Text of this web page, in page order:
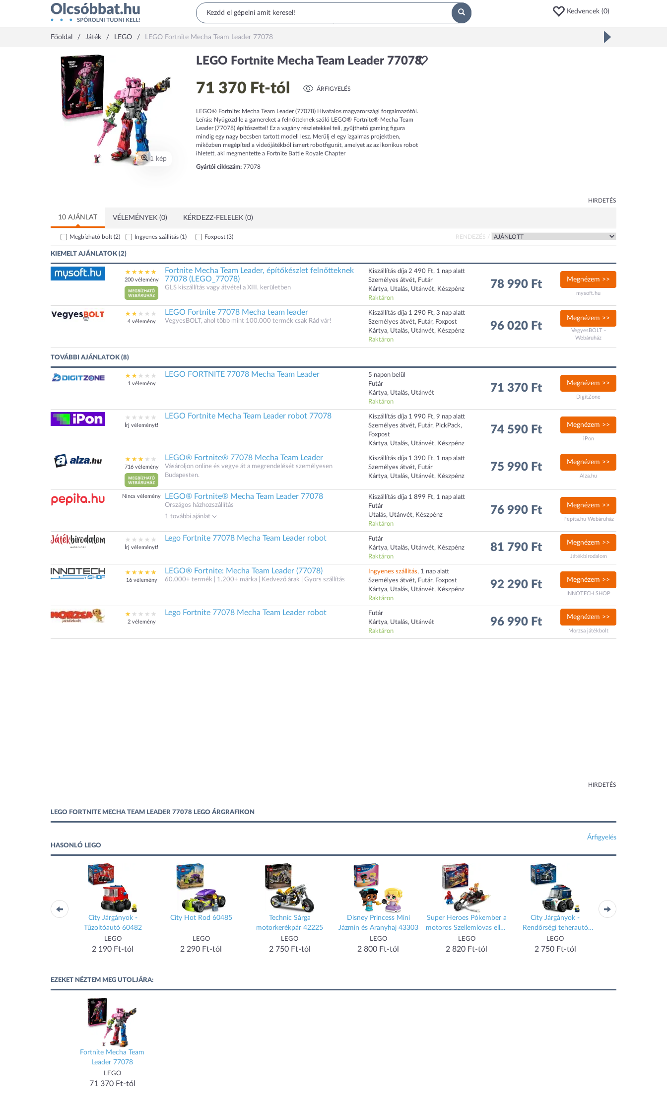
Kedvencek (0)
Főoldal Játék LEGO LEGO Fortnite Mecha Team Leader 77078
1 kép
LEGO Fortnite Mecha Team Leader 77078
71 370 Ft-tól ÁRFIGYELÉS
LEGO® Fortnite: Mecha Team Leader (77078) Hivatalos magyarországi forgalmazótól.
Leírás: Nyűgözd le a gamereket a felnőtteknek szóló LEGO® Fortnite® Mecha Team
Leader (77078) építőszettel! Ez a vagány részletekkel teli, gyűjthető gaming figura
mindig egy nagy becsben tartott modell lesz. Merülj el egy izgalmas projektben,
miközben megépíted a videójátékból ismert robotfigurát, amelyet az az ikonikus robot
ihletett, aki megmentette a Fortnite Battle Royale Chapter
Gyártói cikkszám:77078
HIRDETÉS
10 AJÁNLAT VÉLEMÉNYEK (0) KÉRDEZZ-FELELEK (0)
Megbízható bolt (2) Ingyenes szállítás (1) Foxpost (3) RENDEZÉS /
KIEMELT AJÁNLATOK (2)
200 vélemény
Fortnite Mecha Team Leader, építőkészlet felnőtteknek
77078 (LEGO_77078)
GLS kiszállítás vagy átvétel a XIII. kerületben
Kiszállítás díja 2 490 Ft, 1 nap alatt
Személyes átvét, Futár
Kártya, Utalás, Utánvét, Készpénz
Raktáron
78 990 Ft Megnézem >>
mysoft.hu
4 vélemény
LEGO Fortnite 77078 Mecha team leader
VegyesBOLT, ahol több mint 100.000 termék csak Rád vár!
Kiszállítás díja 1 290 Ft, 3 nap alatt
Személyes átvét, Futár, Foxpost
Kártya, Utalás, Utánvét, Készpénz
Raktáron
96 020 Ft
Megnézem >>
VegyesBOLT -
Webáruház
TOVÁBBI AJÁNLATOK (8)
1 vélemény
LEGO FORTNITE 77078 Mecha Team Leader
5 napon belül
Futár
Kártya, Utalás, Utánvét
Raktáron
71 370 Ft Megnézem >>
DigitZone
Írj véleményt!
LEGO Fortnite Mecha Team Leader robot 77078
Kiszállítás díja 1 990 Ft, 9 nap alatt
Személyes átvét, Futár, PickPack,
Foxpost
Kártya, Utalás, Utánvét, Készpénz
74 590 Ft Megnézem >>
iPon
716 vélemény
LEGO® Fortnite® 77078 Mecha Team Leader
Vásároljon online és vegye át a megrendelését személyesen
Budapesten.
Kiszállítás díja 1 390 Ft, 1 nap alatt
Személyes átvét, Futár
Kártya, Utalás, Utánvét, Készpénz
75 990 Ft Megnézem >>
Alza.hu
Nincs vélemény LEGO® Fortnite® Mecha Team Leader 77078
Országos házhozszállítás
1 további ajánlat
Kiszállítás díja 1 899 Ft, 1 nap alatt
Futár
Utalás, Utánvét, Készpénz
Raktáron
76 990 Ft Megnézem >>
Pepita.hu Webáruház
Írj véleményt!
Lego Fortnite 77078 Mecha Team Leader robot
Futár
Kártya, Utalás, Utánvét, Készpénz
Raktáron
81 790 Ft Megnézem >>
Játékbirodalom
16 vélemény
LEGO® Fortnite: Mecha Team Leader (77078)
60.000+ termék | 1.200+ márka | Kedvező árak | Gyors szállítás
Ingyenes szállítás, 1 nap alatt
Személyes átvét, Futár, Foxpost
Kártya, Utalás, Utánvét, Készpénz
Raktáron
92 290 Ft Megnézem >>
INNOTECH SHOP
2 vélemény
Lego Fortnite 77078 Mecha Team Leader robot
Futár
Kártya, Utalás, Utánvét
Raktáron
96 990 Ft Megnézem >>
Morzsa játékbolt
HIRDETÉS
LEGO FORTNITE MECHA TEAM LEADER 77078 LEGO ÁRGRAFIKON
Árfigyelés
HASONLÓ LEGO
John Deere 1470H
City Járgányok -
Tűzoltóautó 60482
LEGO
2 190 Ft-tól
City Hot Rod 60485
LEGO
2 290 Ft-tól
Technic Sárga
motorkerékpár 42225
LEGO
2 750 Ft-tól
Disney Princess Mini
Jázmin és Aranyhaj 43303
LEGO
2 800 Ft-tól
Super Heroes Pókember a
motoros Szellemlovas ellen
76335
LEGO
2 820 Ft-tól
City Járgányok -
Rendőrségi teherautó
60481
LEGO
2 750 Ft-tól
City Járgányok –
EZEKET NÉZTEM MEG UTOLJÁRA:
Fortnite Mecha Team
Leader 77078
LEGO
71 370 Ft-tól